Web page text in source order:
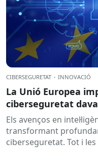
CIBERSEGURETAT · INNOVACIÓ
La Unió Europea
ciberseguretat
intel·ligència
Els avenços en
transformant
ciberseguretat. Tot i